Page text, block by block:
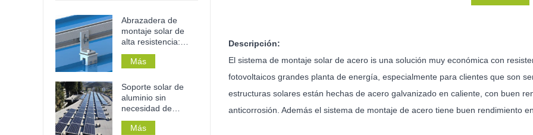
Descripción:
El sistema de montaje solar de acero is una solución muy económica con
fotovoltaicos grandes planta de energía, especialmente para clientes que son
estructuras solares están hechas de acero galvanizado en caliente, con buen
anticorrosión. Además el sistema de montaje de acero tiene buen rendimiento
Abrazadera de
montaje solar de
alta resistencia:
resistente a la
corrosión, sin
perforaciones y de
instalación sin
herramientas para
metálicos.
Más
Soporte solar de
aluminio sin
necesidad de
taladrar para techos
planos de
Más